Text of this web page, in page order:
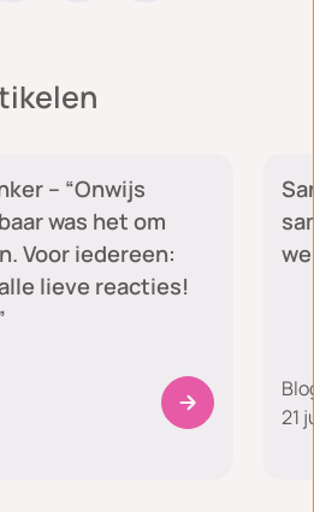
– “Onwijs
was het om
Voor iedereen:
lieve reacties!
21